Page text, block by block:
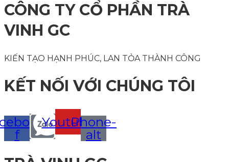
CÔNG TY CỔ PHẦN TRÀ
VINH GC
KIẾN TẠO HẠNH PHÚC, LAN TỎA THÀNH CÔNG
KẾT NỐI VỚI CHÚNG TÔI
f
YoutubePhone-
alt